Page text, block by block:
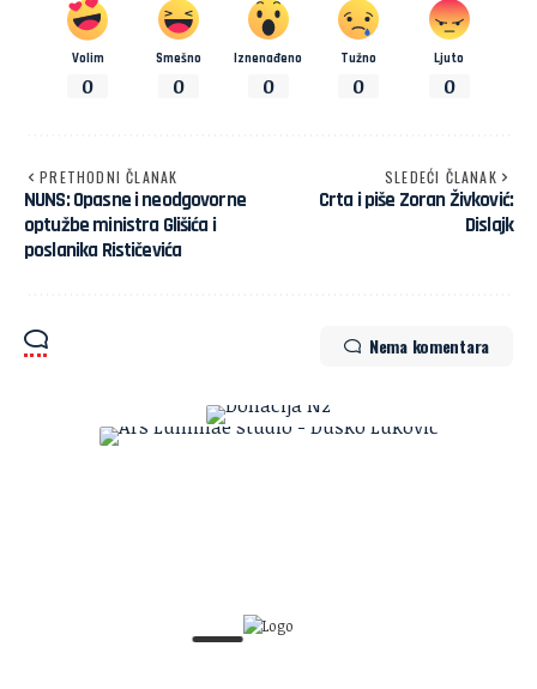
Volim
0
Smešno
0
Iznenađeno
0
Tužno
0
Ljuto
0
PRETHODNI ČLANAK
NUNS: Opasne i neodgovorne
optužbe ministra Glišića i
poslanika Rističevića
SLEDEĆI ČLANAK
Crta i piše Zoran Živković:
Dislajk
Nema komentara